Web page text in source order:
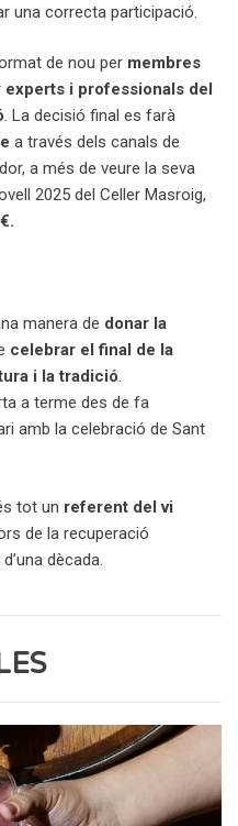
una correcta participació.
de nou per membres
experts i professionals del
. La decisió final es farà
a través dels canals de
a més de veure la seva
2025 del Celler Masroig,
manera de donar la
celebrar el final de la
i la tradició.
a terme des de fa
amb la celebració de Sant
tot un referent del vi
de la recuperació
dècada.